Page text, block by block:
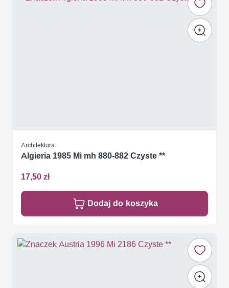
Architektura
Algieria 1985 Mi mh 880-882 Czyste **
17,50 zł
Dodaj do koszyka